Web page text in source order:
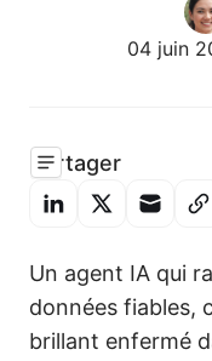
04 juin
Partager
Un agent IA qui
données fiables,
brillant enfermé